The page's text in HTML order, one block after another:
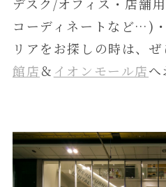
コーディネートなど…)
リアをお探しの時は、
館店＆ イオンモール店へ